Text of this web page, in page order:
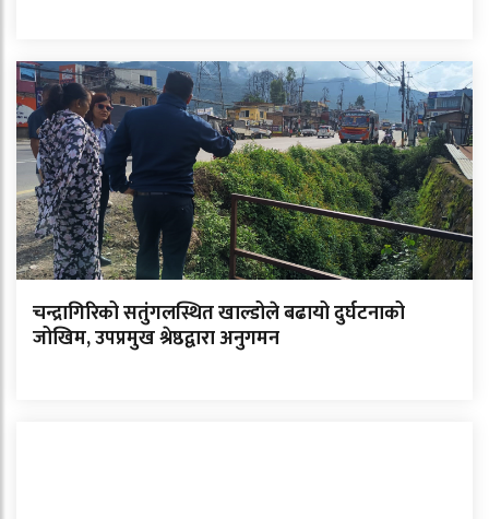
चन्द्रागिरिको सतुंगलस्थित खाल्डोले बढायो दुर्घटनाको
जोखिम, उपप्रमुख श्रेष्ठद्वारा अनुगमन